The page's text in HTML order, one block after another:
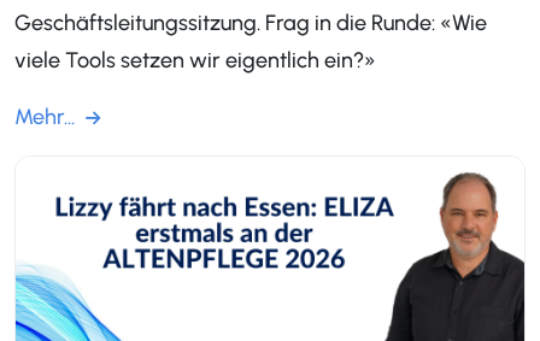
Geschäftsleitungssitzung. Frag in die Runde: «Wie
viele Tools setzen wir eigentlich ein?»
Mehr...